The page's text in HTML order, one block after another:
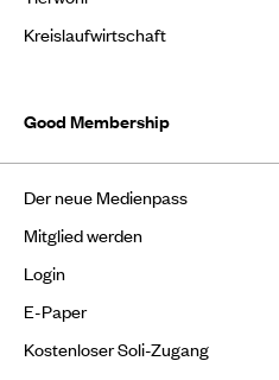
Kreislaufwirtschaft
Good Membership
Der neue Medienpass
Mitglied werden
Login
E-Paper
Kostenloser Soli-Zugang